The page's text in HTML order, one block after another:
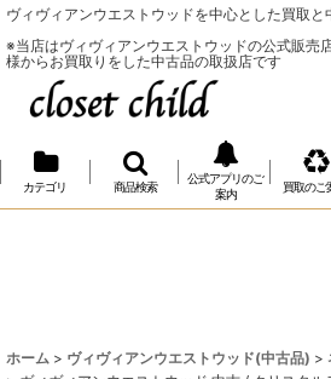
ヴィヴィアンウエストウッドを中心とした買取と
※当店はヴィヴィアンウエストウッドの公式販売
様からお買取りをした中古品の取扱店です
カテゴリ 商品検索
公式アプリのご
案内
買取のご
ホーム > ヴィヴィアンウエストウッド(中古品) >